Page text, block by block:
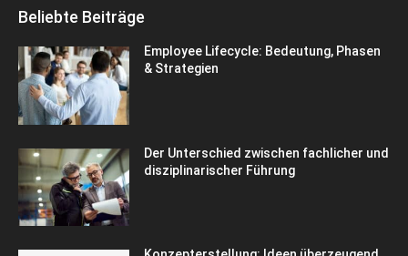
Beliebte Beiträge
Employee Lifecycle: Bedeutung, Phasen
& Strategien
Der Unterschied zwischen fachlicher und
disziplinarischer Führung